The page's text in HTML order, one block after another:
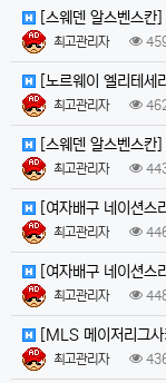
[스웨덴 알스벤스
최고관리자
[노르웨이 엘리테
최고관리자
[스웨덴 알스벤스
최고관리자
[여자배구 네이션
최고관리자
[여자배구 네이션
최고관리자
[MLS 메이저리그
최고관리자